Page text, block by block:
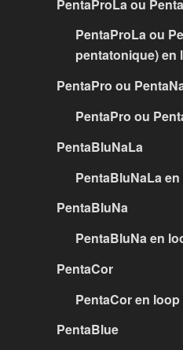
PentaProLa ou
PentaProLa ou
pentatonique) en
PentaPro ou
PentaPro ou
PentaBluNaLa
PentaBluNaLa
PentaBluNa
PentaBluNa en
PentaCor
PentaCor en loop
PentaBlue